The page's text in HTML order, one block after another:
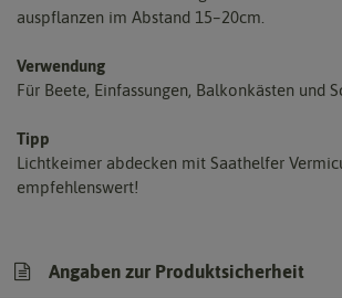
auspflanzen im Abstand 15–20cm.
Verwendung
Für Beete, Einfassungen, Balkonkästen und
Tipp
Lichtkeimer abdecken mit Saathelfer
empfehlenswert!
Angaben zur Produktsicherheit